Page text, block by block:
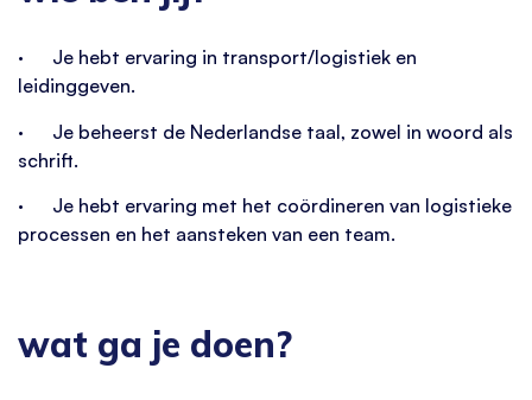
· Je hebt ervaring in transport/logistiek en
leidinggeven.
· Je beheerst de Nederlandse taal, zowel in woord als
schrift.
· Je hebt ervaring met het coördineren van logistieke
processen en het aansteken van een team.
wat ga je doen?